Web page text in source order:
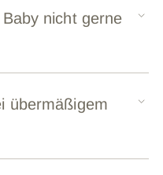
nicht gerne
übermäßigem